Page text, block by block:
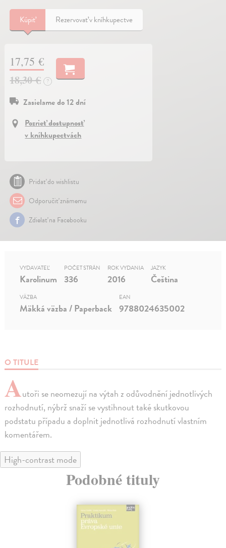
Kúpiť Rezervovať v kníhkupectve
17,75 €
18,30 €
?
Zasielame do 12 dní
Pozrieť dostupnosť
v kníhkupectvách
Pridať do wishlistu
Odporučiť známemu
Zdielať na Facebooku
O TITULE
Autoři se neomezují na výtah z odůvodnění jednotlivých
rozhodnutí, nýbrž snaží se vystihnout také skutkovou
podstatu případu a doplnit jednotlivá rozhodnutí vlastním
komentářem.
VYDAVATEĽ
Karolinum
POČET STRÁN
336
ROK VYDANIA
2016
JAZYK
Čeština
VÄZBA
Mäkká väzba / Paperback
EAN
9788024635002
High-contrast mode
Podobné tituly